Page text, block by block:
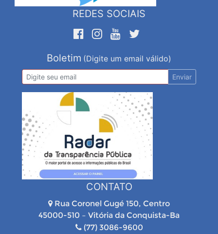
REDES SOCIAIS
Boletim (Digite um email válido)
Enviar
CONTATO
Rua Coronel Gugé 150, Centro
45000-510 – Vitória da Conquista-Ba
(77) 3086-9600